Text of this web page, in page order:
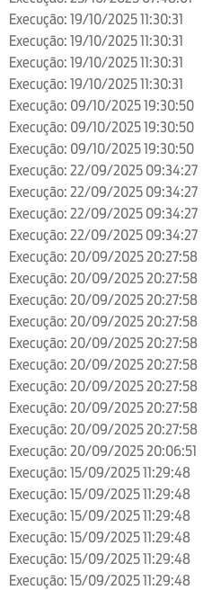
Execução: 19/10/2025 11:30:31
Execução: 19/10/2025 11:30:31
Execução: 19/10/2025 11:30:31
Execução: 19/10/2025 11:30:31
Execução: 09/10/2025 19:30:50
Execução: 09/10/2025 19:30:50
Execução: 09/10/2025 19:30:50
Execução: 22/09/2025 09:34:27
Execução: 22/09/2025 09:34:27
Execução: 22/09/2025 09:34:27
Execução: 22/09/2025 09:34:27
Execução: 20/09/2025 20:27:58
Execução: 20/09/2025 20:27:58
Execução: 20/09/2025 20:27:58
Execução: 20/09/2025 20:27:58
Execução: 20/09/2025 20:27:58
Execução: 20/09/2025 20:27:58
Execução: 20/09/2025 20:27:58
Execução: 20/09/2025 20:27:58
Execução: 20/09/2025 20:27:58
Execução: 20/09/2025 20:06:51
Execução: 15/09/2025 11:29:48
Execução: 15/09/2025 11:29:48
Execução: 15/09/2025 11:29:48
Execução: 15/09/2025 11:29:48
Execução: 15/09/2025 11:29:48
Execução: 15/09/2025 11:29:48